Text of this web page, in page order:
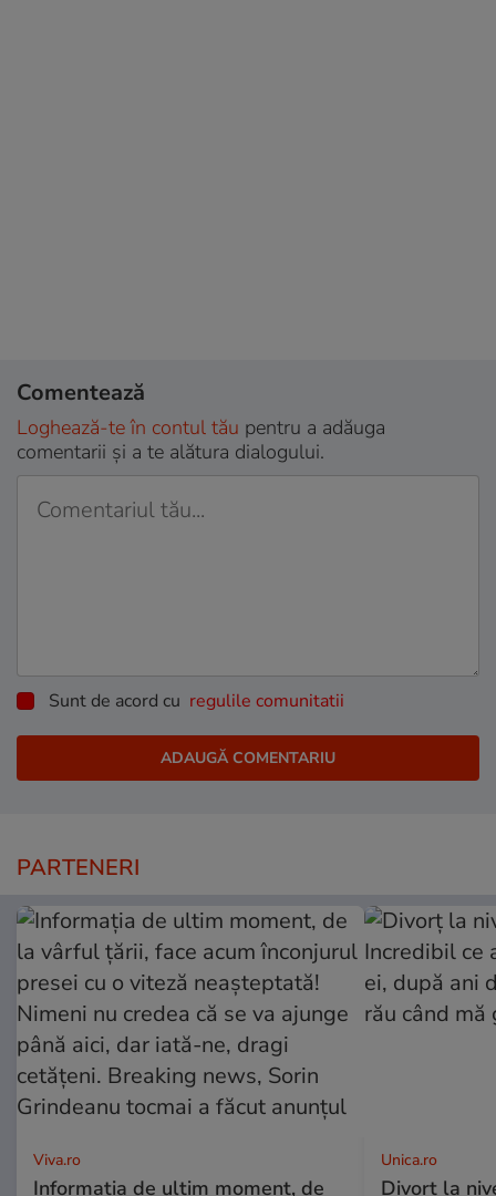
Comentează
Loghează-te în contul tău pentru a adăuga
comentarii și a te alătura dialogului.
Sunt de acord cu regulile comunitatii
PARTENERI
Viva.ro
Informația de ultim moment, de
Unica.ro
Divorț la